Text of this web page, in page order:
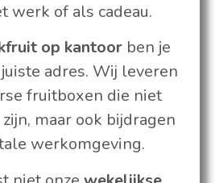
werk of als cadeau.
op kantoor ben je
adres. Wij leveren
fruitboxen die niet
maar ook bijdragen
werkomgeving.